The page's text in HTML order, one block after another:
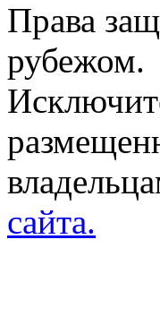
Права
рубежом.
сайта.